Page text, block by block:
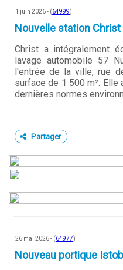
1 juin 2026 - (64999)
Nouvelle station Christ
Christ a intégralement
lavage automobile 57
l'entrée de la ville, rue
surface de 1 500 m².
dernières normes
Partager
26 mai 2026 - (64977)
Nouveau portique